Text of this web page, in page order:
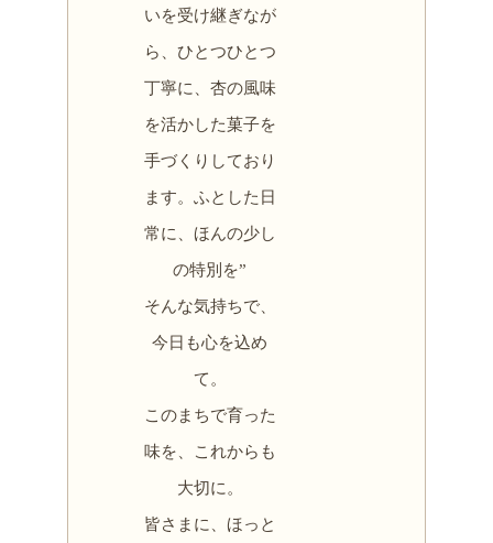
いを受け継ぎなが
ら、ひとつひとつ
丁寧に、杏の風味
を活かした菓子を
手づくりしており
ます。ふとした日
常に、ほんの少し
の特別を”
そんな気持ちで、
今日も心を込め
て。
このまちで育った
味を、これからも
大切に。
皆さまに、ほっと